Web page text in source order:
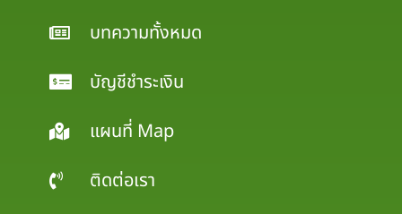
บทความทั้งหมด
บัญชีชำระเงิน
แผนที่ Map
ติดต่อเรา